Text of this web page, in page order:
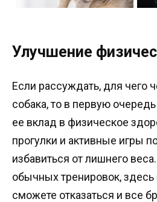
Улучшение
Если рассуждать, для чего
собака, то в первую
ее вклад в физическое
прогулки и активные игры
избавиться от лишнего
обычных тренировок,
сможете отказаться и все